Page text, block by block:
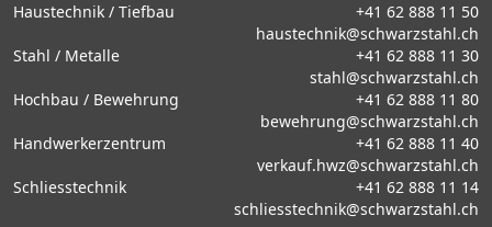
Haustechnik / Tiefbau
+41 62 888 11 50
haustechnik@schwarzstahl.ch
Stahl / Metalle
+41 62 888 11 30
stahl@schwarzstahl.ch
Hochbau / Bewehrung
+41 62 888 11 80
bewehrung@schwarzstahl.ch
Handwerkerzentrum
+41 62 888 11 40
verkauf.hwz@schwarzstahl.ch
Schliesstechnik
+41 62 888 11 14
schliesstechnik@schwarzstahl.ch